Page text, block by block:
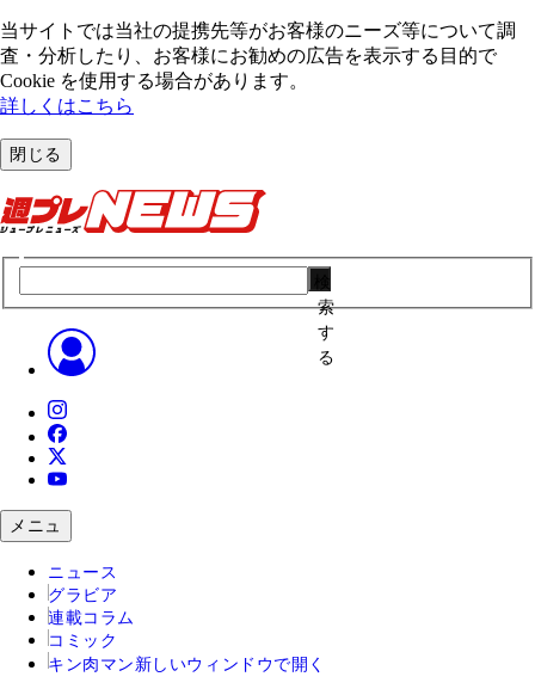
当サイトでは当社の提携先等がお客様のニーズ等について調
査・分析したり、お客様にお勧めの広告を表⽰する⽬的で
Cookie を使⽤する場合があります。
詳しくはこちら
閉じる
索
す
る
メニュ
ニュース
グラビア
連載コラム
コミック
キン肉マン 新しいウィンドウで開く